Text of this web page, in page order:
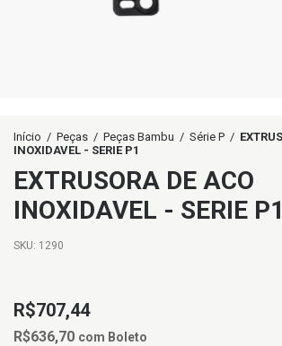
Início / Peças / Peças Bambu / Série P /
INOXIDAVEL - SERIE P1
EXTRUSORA DE ACO
INOXIDAVEL - SERIE P1
SKU: 1290
R$707,44
R$636,70 com Boleto